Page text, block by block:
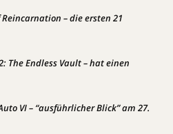
Reincarnation – die ersten 21
The Endless Vault – hat einen
VI – “ausführlicher Blick” am 27.